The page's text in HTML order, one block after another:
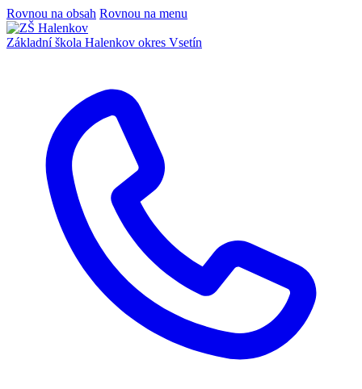
Rovnou na obsah Rovnou na menu
Základní škola Halenkov okres Vsetín